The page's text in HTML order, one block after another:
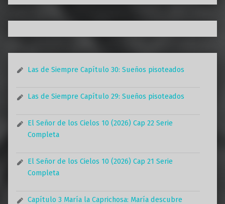
Las de Siempre Capítulo 30: Sueños pisoteados
Las de Siempre Capítulo 29: Sueños pisoteados
El Señor de los Cielos 10 (2026) Cap 22 Serie
Completa
El Señor de los Cielos 10 (2026) Cap 21 Serie
Completa
Capítulo 3 María la Caprichosa: María descubre